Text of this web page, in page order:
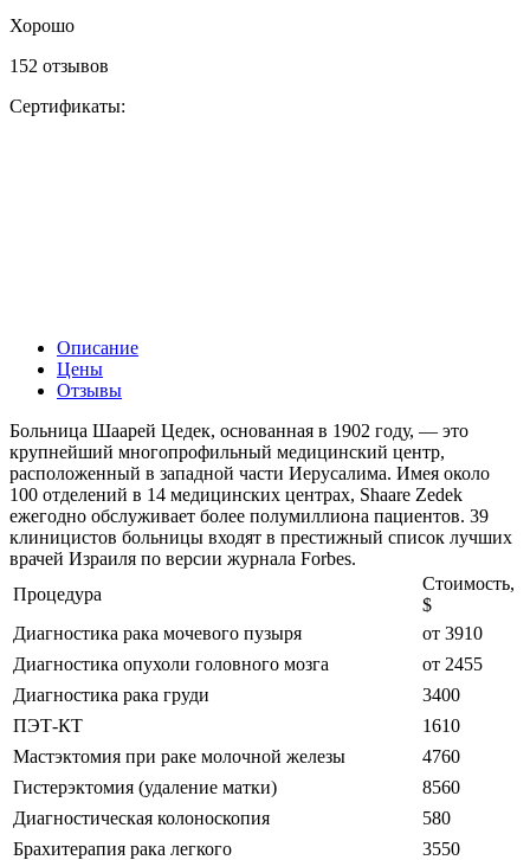
Хорошо
152 отзывов
Сертификаты:
Описание
Цены
Отзывы
Больница Шаарей Цедек, основанная в 1902 году, — это
крупнейший многопрофильный медицинский центр,
расположенный в западной части Иерусалима. Имея около
100 отделений в 14 медицинских центрах, Shaare Zedek
ежегодно обслуживает более полумиллиона пациентов. 39
клиницистов больницы входят в престижный список лучших
врачей Израиля по версии журнала Forbes.
Процедура
Стоимость,
$
Диагностика рака мочевого пузыря
от 3910
Диагностика опухоли головного мозга
от 2455
Диагностика рака груди
3400
ПЭТ-КТ
1610
Мастэктомия при раке молочной железы
4760
Гистерэктомия (удаление матки)
8560
Диагностическая колоноскопия
580
Брахитерапия рака легкого
3550